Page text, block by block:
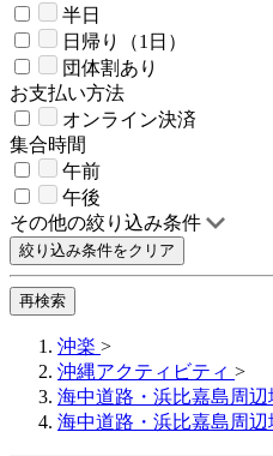
半日
日帰り（1日）
団体割あり
お支払い方法
オンライン決済
集合時間
午前
午後
その他の絞り込み条件
絞り込み条件をクリア
再検索
沖楽 >
沖縄アクティビティ >
海中道路・浜比嘉島周辺
海中道路・浜比嘉島周